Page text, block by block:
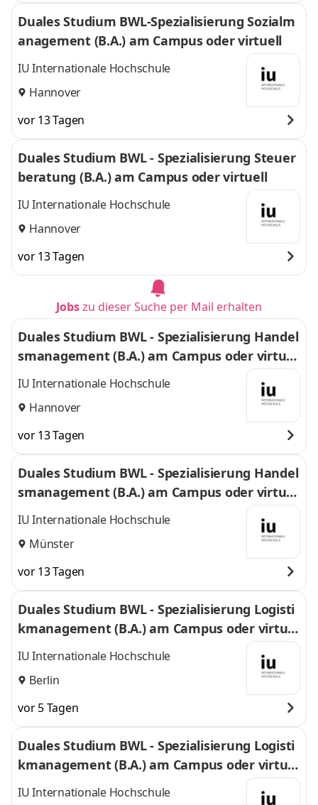
Duales Studium BWL-Spezialisierung Sozialm
anagement (B.A.) am Campus oder virtuell
IU Internationale Hochschule
Hannover
vor 13 Tagen
Duales Studium BWL - Spezialisierung Steuer
beratung (B.A.) am Campus oder virtuell
IU Internationale Hochschule
Hannover
vor 13 Tagen
Jobszu dieser Suche per Mail erhalten
Duales Studium BWL - Spezialisierung Handel
smanagement (B.A.) am Campus oder virtuel
l
IU Internationale Hochschule
Hannover
vor 13 Tagen
Duales Studium BWL - Spezialisierung Handel
smanagement (B.A.) am Campus oder virtuel
l
IU Internationale Hochschule
Münster
vor 13 Tagen
Duales Studium BWL - Spezialisierung Logisti
kmanagement (B.A.) am Campus oder virtuel
l
IU Internationale Hochschule
Berlin
vor 5 Tagen
Duales Studium BWL - Spezialisierung Logisti
kmanagement (B.A.) am Campus oder virtuel
l
IU Internationale Hochschule